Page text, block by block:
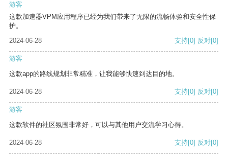
游客
这款加速器VPM应用程序已经为我们带来了无限的流畅体验和安全性保
护。
2024-06-28
支持[0] 反对[0]
游客
这款app的路线规划非常精准，让我能够快速到达目的地。
2024-06-28 支持[0] 反对[0]
游客
这款软件的社区氛围非常好，可以与其他用户交流学习心得。
2024-06-28 支持[0] 反对[0]